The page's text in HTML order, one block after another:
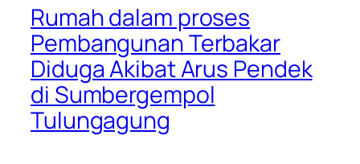
Rumah dalam proses
Pembangunan Terbakar
Diduga Akibat Arus Pendek
di Sumbergempol
Tulungagung